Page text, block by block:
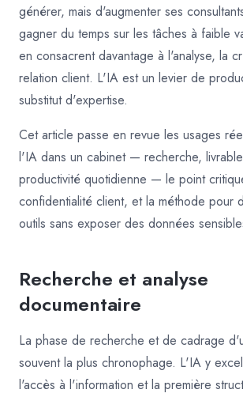
générer, mais d'augmenter ses
gagner du temps sur les tâches à faible
en consacrent davantage à l'analyse, la
relation client. L'IA est un levier de
substitut d'expertise.
Cet article passe en revue les usages
l'IA dans un cabinet — recherche,
productivité quotidienne — le point
confidentialité client, et la méthode pour
outils sans exposer des données
Recherche et analyse
documentaire
La phase de recherche et de cadrage
souvent la plus chronophage. L'IA y
l'accès à l'information et la première